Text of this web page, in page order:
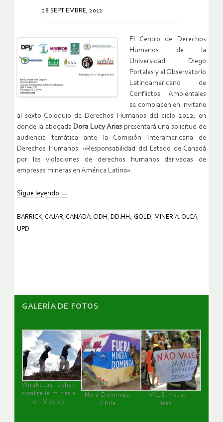
28 SEPTIEMBRE, 2012
El Centro de Derechos
Humanos de la
Universidad Diego
Portales y el Observatorio
Latinoamericano de
Conflictos Ambientales
se complacen en invitarle
al sexto Coloquio de Derechos Humanos del ciclo 2012, en
donde la abogada Dora Lucy Ariaspresentará una solicitud de
audiencia temática ante la Comisión Interamericana de
Derechos Humanos: «Responsabilidad del Estado de Canadá
por las violaciones de derechos humanos derivadas de
empresas mineras en América Latina».
Sigue leyendo →
BARRICK, CAJAR, CANADÁ, CIDH , DD.HH., GOLD, MINERÍA, OLCA,
UPD
GALERÌA DE FOTOS
Wirakutas luchan
contra la minería
en México
No a Dominga,
Chile
VALE mata,
Brasil